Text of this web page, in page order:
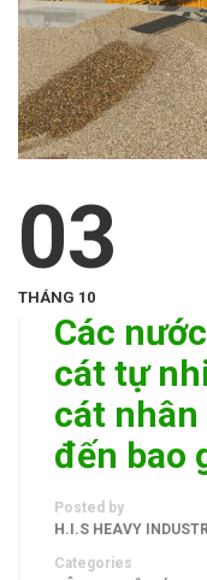
03
THÁNG 10
Các
cát tự
cát
đến bao
Posted by
H.I.S HEAVY
Categories